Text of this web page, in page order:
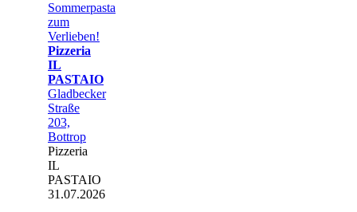
Sommerpasta
zum
Verlieben!
Pizzeria
IL
PASTAIO
Gladbecker
Straße
203,
Bottrop
Pizzeria
IL
PASTAIO
31.07.2026